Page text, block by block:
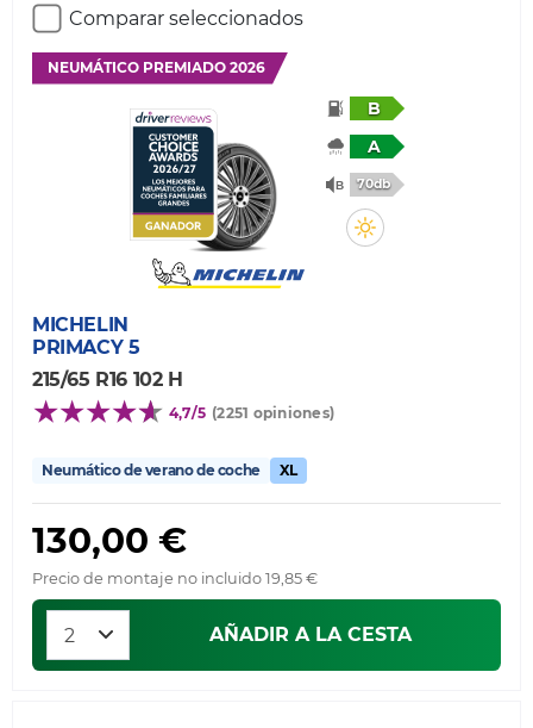
Comparar seleccionados
NEUMÁTICO PREMIADO 2026
B
A
70db
MICHELIN
PRIMACY 5
215/65 R16 102 H
4,7/5 (2251 opiniones)
Neumático de verano de coche XL
130,00 €
Precio de montaje no incluido 19,85 €
AÑADIR A LA CESTA